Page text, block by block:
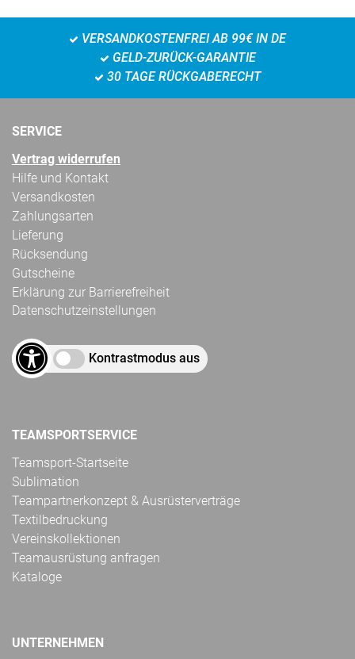
VERSANDKOSTENFREI AB 99€ IN DE
GELD-ZURÜCK-GARANTIE
30 TAGE RÜCKGABERECHT
SERVICE
Vertrag widerrufen
Hilfe und Kontakt
Versandkosten
Zahlungsarten
Lieferung
Rücksendung
Gutscheine
Erklärung zur Barrierefreiheit
Datenschutzeinstellungen
Kontrastmodus aus
TEAMSPORTSERVICE
Teamsport-Startseite
Sublimation
Teampartnerkonzept & Ausrüsterverträge
Textilbedruckung
Vereinskollektionen
Teamausrüstung anfragen
Kataloge
UNTERNEHMEN